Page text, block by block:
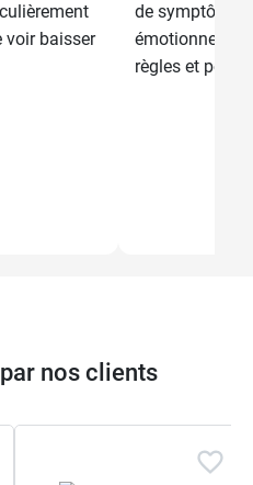
voir baisser
de
émotionnels
règles et peut...
nos clients